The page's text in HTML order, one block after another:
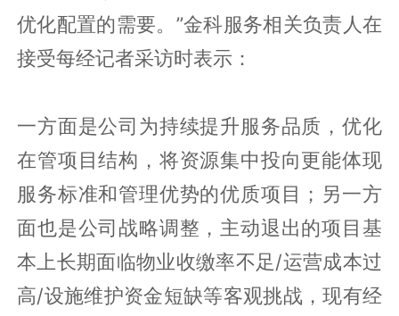
优化配置的需要。”金科服务相关负责人在
接受每经记者采访时表示：
一方面是公司为持续提升服务品质，优化
在管项目结构，将资源集中投向更能体现
服务标准和管理优势的优质项目；另一方
面也是公司战略调整，主动退出的项目基
本上长期面临物业收缴率不足/运营成本过
高/设施维护资金短缺等客观挑战，现有经